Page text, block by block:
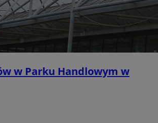
w Parku Handlowym w